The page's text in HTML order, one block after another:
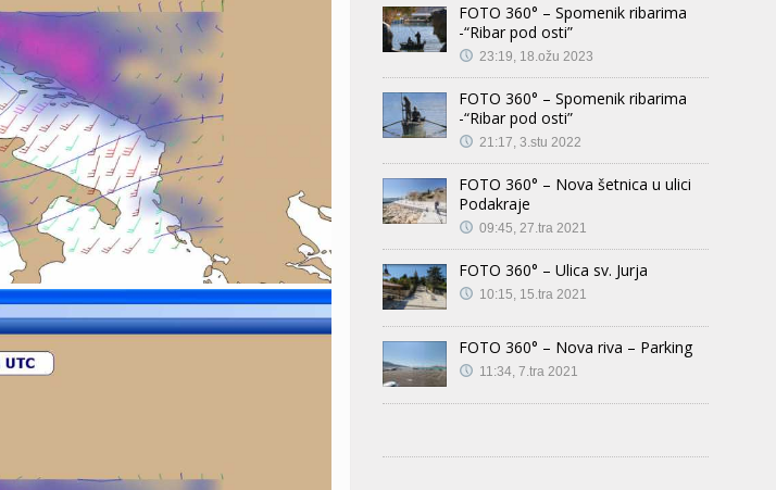
FOTO 360° – Spomenik ribarima
-“Ribar pod osti”
23:19, 18.ožu 2023
FOTO 360° – Spomenik ribarima
-“Ribar pod osti”
21:17, 3.stu 2022
FOTO 360° – Nova šetnica u ulici
Podakraje
09:45, 27.tra 2021
FOTO 360° – Ulica sv. Jurja
10:15, 15.tra 2021
FOTO 360° – Nova riva – Parking
11:34, 7.tra 2021